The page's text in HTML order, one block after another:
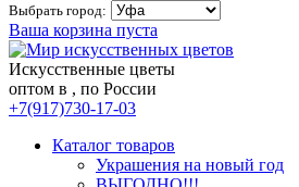
Выбрать город:
Ваша корзина пуста
Искусственные цветы
оптом в , по России
+7(917)730-17-03
Каталог товаров
Украшения на новый год